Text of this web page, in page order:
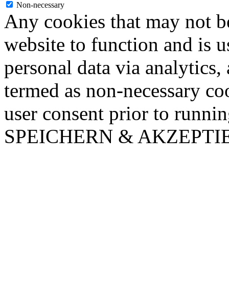
Non-necessary
Any cookies that may not
website to function and is
personal data via analytics,
termed as non-necessary
user consent prior to
SPEICHERN &